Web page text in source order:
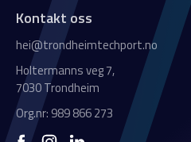
Kontakt oss
hei@trondheimtechport.no
Holtermanns veg 7,
7030 Trondheim
Org.nr: 989 866 273